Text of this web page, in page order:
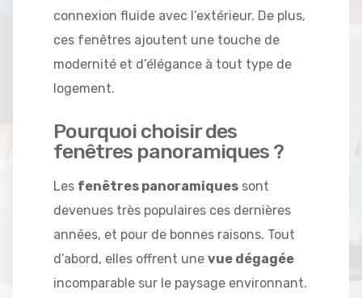
connexion fluide avec l’extérieur. De plus,
ces fenêtres ajoutent une touche de
modernité et d’élégance à tout type de
logement.
Pourquoi choisir des
fenêtres panoramiques ?
Les fenêtres panoramiques sont
devenues très populaires ces dernières
années, et pour de bonnes raisons. Tout
d’abord, elles offrent une vue dégagée
incomparable sur le paysage environnant.